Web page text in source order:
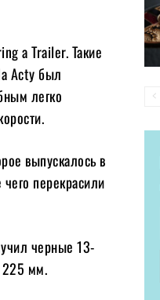
a Trailer. Такие
Acty был
легко
выпускалось в
перекрасили
черные 13-
225 мм.